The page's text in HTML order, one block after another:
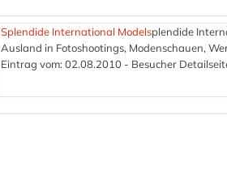
Splendide International Modelsplendide
Ausland in Fotoshootings, Modenschauen,
Eintrag vom: 02.08.2010 - Besucher